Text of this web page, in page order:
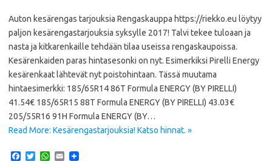
Auton kesärengas tarjouksia Rengaskauppa https://riekko.eu löytyy
paljon kesärengastarjouksia syksylle 2017! Talvi tekee tuloaan ja
nasta ja kitkarenkaille tehdään tilaa useissa rengaskaupoissa.
Kesärenkaiden paras hintasesonki on nyt. Esimerkiksi Pirelli Energy
kesärenkaat lähtevät nyt poistohintaan. Tässä muutama
hintaesimerkki: 185/65R14 86T Formula ENERGY (BY PIRELLI)
41.54€ 185/65R15 88T Formula ENERGY (BY PIRELLI) 43.03€
205/55R16 91H Formula ENERGY (BY…
Read More: Kesärengastarjouksia! Katso hinnat. »
T
W
E